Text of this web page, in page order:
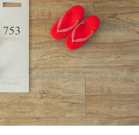
ロケーション写真プラ
(アルバム付)